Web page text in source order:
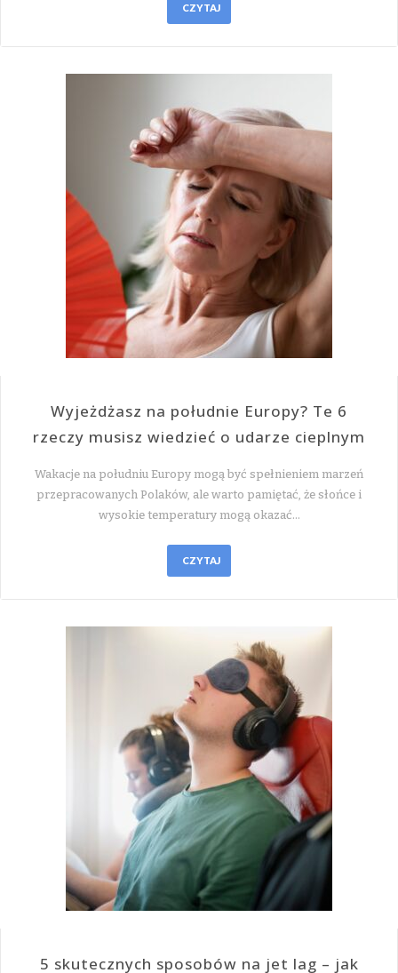
CZYTAJ
Wyjeżdżasz na południe Europy? Te 6
rzeczy musisz wiedzieć o udarze cieplnym
Wakacje na południu Europy mogą być spełnieniem marzeń
przepracowanych Polaków, ale warto pamiętać, że słońce i
wysokie temperatury mogą okazać…
CZYTAJ
5 skutecznych sposobów na jet lag – jak